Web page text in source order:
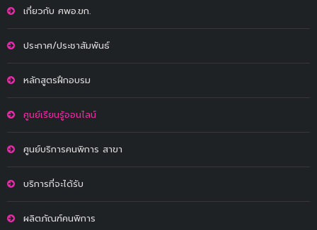
เกี่ยวกับ ศพอ.ขก.
ประกาศ/ประชาสัมพันธ์
หลักสูตรฝึกอบรม
ศูนย์เรียนรู้ออนไลน์
ศูนย์บริการคนพิการ สาขา
บริการที่จะได้รับ
ผลิตภัณฑ์คนพิการ